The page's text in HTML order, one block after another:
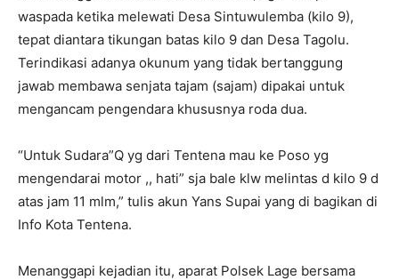
waspada ketika melewati Desa Sintuwulemba (kilo 9),
tepat diantara tikungan batas kilo 9 dan Desa Tagolu.
Terindikasi adanya okunum yang tidak bertanggung
jawab membawa senjata tajam (sajam) dipakai untuk
mengancam pengendara khususnya roda dua.
“Untuk Sudara”Q yg dari Tentena mau ke Poso yg
mengendarai motor ,, hati” sja bale klw melintas d kilo 9 d
atas jam 11 mlm,” tulis akun Yans Supai yang di bagikan di
Info Kota Tentena.
Menanggapi kejadian itu, aparat Polsek Lage bersama